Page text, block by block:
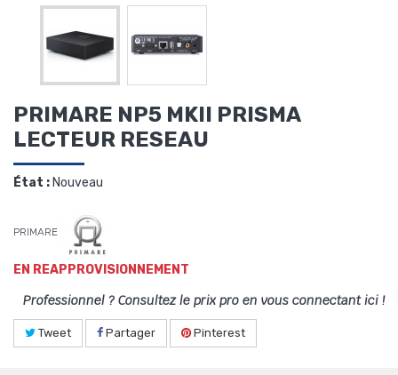
PRIMARE NP5 MKII PRISMA
LECTEUR RESEAU
État :Nouveau
PRIMARE
EN REAPPROVISIONNEMENT
Professionnel ? Consultez le prix pro en vous connectant ici !
Tweet Partager Pinterest